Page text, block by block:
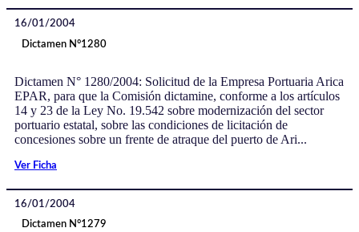
16/01/2004
Dictamen N°1280
Dictamen N° 1280/2004: Solicitud de la Empresa Portuaria Arica
EPAR, para que la Comisión dictamine, conforme a los artículos
14 y 23 de la Ley No. 19.542 sobre modernización del sector
portuario estatal, sobre las condiciones de licitación de
concesiones sobre un frente de atraque del puerto de Ari...
Ver Ficha
16/01/2004
Dictamen N°1279